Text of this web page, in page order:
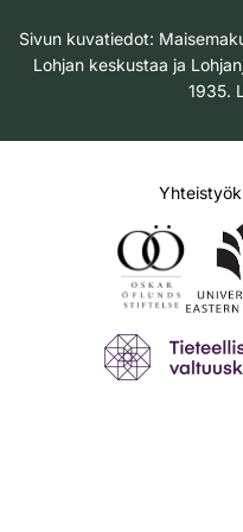
Sivun kuvatiedot:
Lohjan keskustaa ja
1935.